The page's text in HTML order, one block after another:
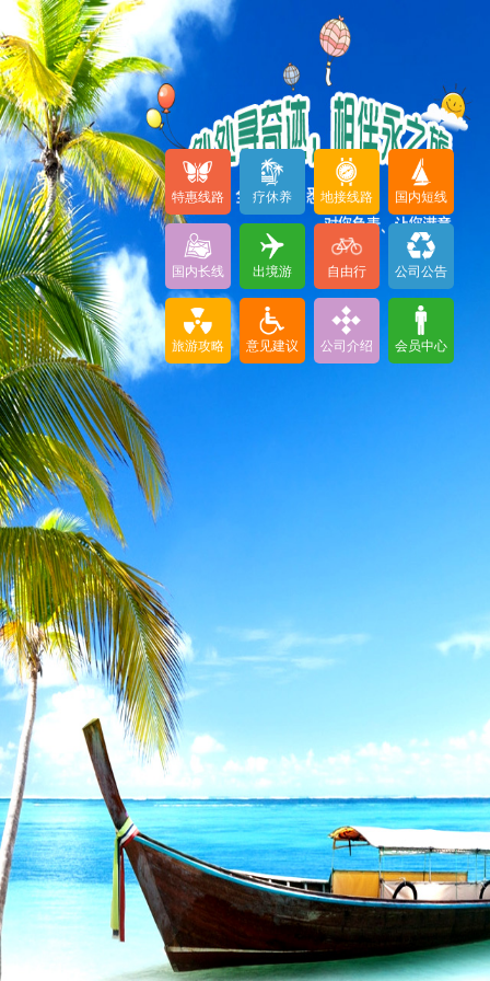
特惠线路 疗休养 地接线路 国内短线
国内长线 出境游 自由行 公司公告
旅游攻略 意见建议 公司介绍 会员中心